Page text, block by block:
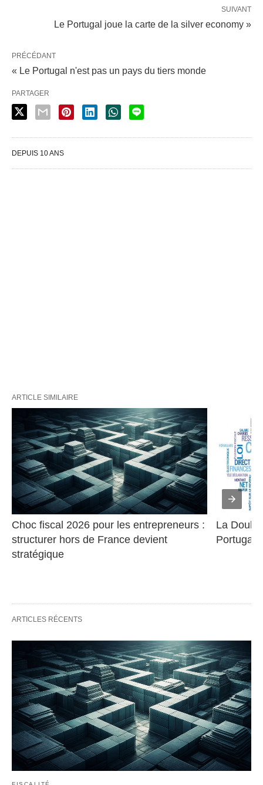
SUIVANT
Le Portugal joue la carte de la silver economy »
PRÉCÉDANT
« Le Portugal n'est pas un pays du tiers monde
PARTAGER
DEPUIS 10 ANS
ARTICLE SIMILAIRE
Choc fiscal 2026 pour les entrepreneurs :
structurer hors de France devient
stratégique
La
Portugal
ARTICLES RÉCENTS